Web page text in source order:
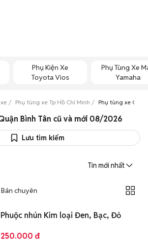
Phụ Kiện Xe
Toyota Vios
Phụ Tùng Xe
Yamaha
Phụ tùng xe Tp Hồ Chí Minh Phụ tùng xe
Bình Tân cũ và mới 08/2026
Lưu tìm kiếm
Tin mới nhất
Bán chuyên
Phuộc nhún Kim loại Đen, Bạc, Đỏ
250.000 đ